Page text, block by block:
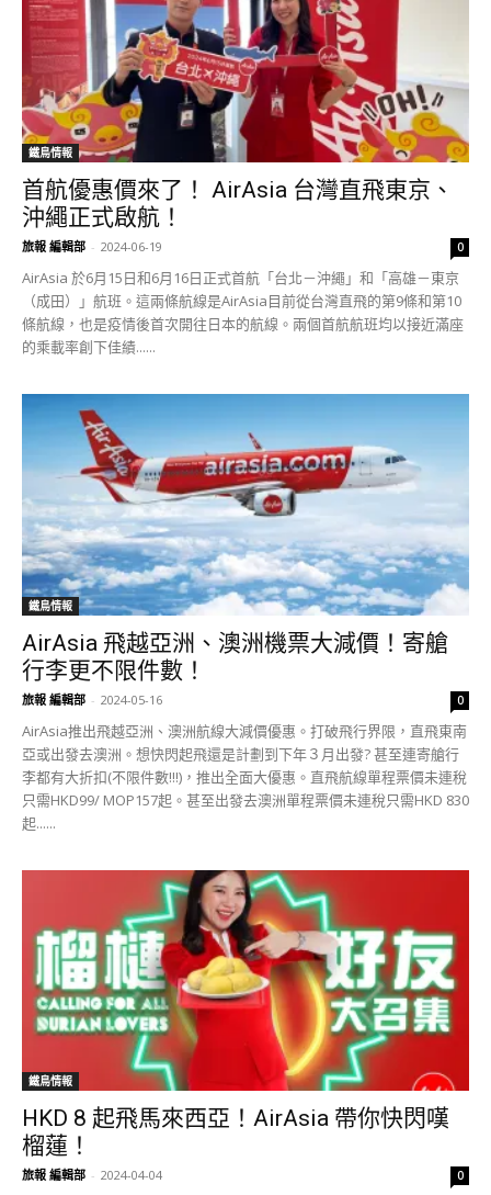
鐵鳥情報
首航優惠價來了！ AirAsia 台灣直飛東京、
沖繩正式啟航！
旅報 編輯部 - 2024-06-19 0
AirAsia 於6月15日和6月16日正式首航「台北－沖繩」和「高雄－東京
（成田）」航班。這兩條航線是AirAsia目前從台灣直飛的第9條和第10
條航線，也是疫情後首次開往日本的航線。兩個首航航班均以接近滿座
的乘載率創下佳績......
鐵鳥情報
AirAsia 飛越亞洲、澳洲機票大減價！寄艙
行李更不限件數！
旅報 編輯部 - 2024-05-16 0
AirAsia推出飛越亞洲、澳洲航線大減價優惠。打破飛行界限，直飛東南
亞或出發去澳洲。想快閃起飛還是計劃到下年３月出發? 甚至連寄艙行
李都有大折扣(不限件數!!!)，推出全面大優惠。直飛航線單程票價未連稅
只需HKD99/ MOP157起。甚至出發去澳洲單程票價未連稅只需HKD 830
起......
鐵鳥情報
HKD 8 起飛馬來西亞！AirAsia 帶你快閃嘆
榴蓮！
旅報 編輯部 - 2024-04-04 0